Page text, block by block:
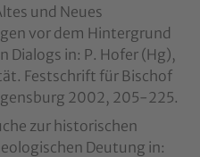
und Neues
vor dem Hintergrund
Dialogs in: P. Hofer (Hg),
Festschrift für Bischof
2002, 205-225.
zur historischen
Deutung in: